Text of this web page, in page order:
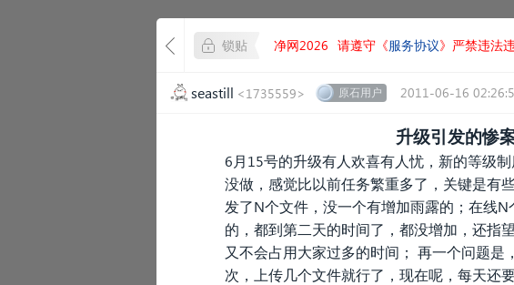
锁贴 净网2026 请遵守《服务协议》严禁违法
seastill <1735559> 原石用户 2011-06-16
升级引发的惨
6月15号的升级有人欢喜有人忧，新的等级
没做，感觉比以前任务繁重多了，关键是有
发了N个文件，没一个有增加雨露的；在线
的，都到第二天的时间了，都没增加，还指
又不会占用大家过多的时间； 再一个问题
次，上传几个文件就行了，现在呢，每天还